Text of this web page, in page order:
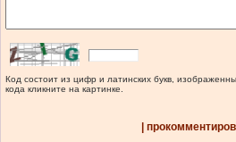
Код состоит из цифр и латинских букв,
кода кликните на картинке.
|